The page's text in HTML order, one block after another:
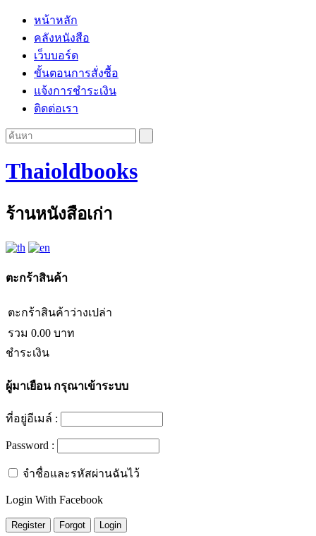
หน้าหลัก
คลังหนังสือ
เว็บบอร์ด
ขั้นตอนการสั่งซื้อ
แจ้งการชำระเงิน
ติดต่อเรา
Thaioldbooks
ร้านหนังสือเก่า
ตะกร้าสินค้า
ตะกร้าสินค้าว่างเปล่า
รวม 0.00 บาท
ชำระเงิน
ผู้มาเยือนกรุณาเข้าระบบ
ที่อยู่อีเมล์ :
Password :
จำชื่อและรหัสผ่านฉันไว้
Login With Facebook